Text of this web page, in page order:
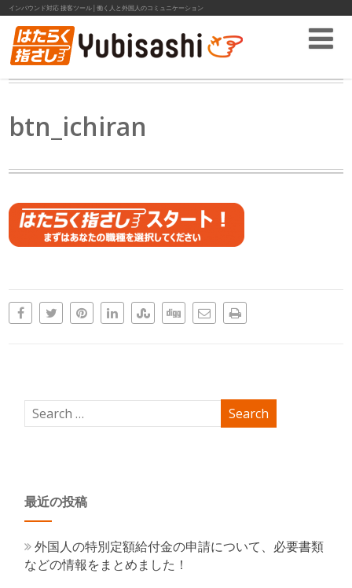
インバウンド対応 接客ツール│働く人と外国人のコミュニケーション
btn_ichiran
最近の投稿
外国人の特別定額給付金の申請について、必要書類
などの情報をまとめました！